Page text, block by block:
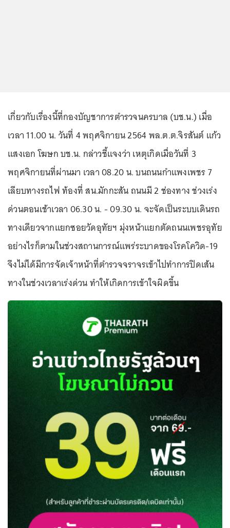
เกี่ยวกับเรื่องนี้ที่กองบัญชาการตำรวจนครบาล (บช.น.) เมื่อ
เวลา 11.00 น. วันที่ 4 พฤศจิกายน 2564 พล.ต.ต.จิรสันต์ แก้ว
แสงเอก โฆษก บช.น. กล่าวชี้แจงว่า เหตุเกิดเมื่อวันที่ 3
พฤศจิกายนที่ผ่านมา เวลา 08.20 น. บนถนนกำแพงเพชร 7
เลียบทางรถไฟ ท้องที่ สน.มักกะสัน ถนนมี 2 ช่องทาง ช่วงเร่ง
ด่วนตอนเช้าเวลา 06.30 น. - 09.30 น. จะจัดเป็นระบบเดินรถ
ทางเดียวจากแยกซอยวัดอุทัยฯ มุ่งหน้าแยกตัดถนนเพชรอุทัย
อย่างไรก็ตามในช่วงสถานการณ์แพร่ระบาดของโรคโควิด-19
จึงไม่ได้มีการจัดเจ้าหน้าที่ตำรวจจราจรเข้าไปทำการปิดเส้น
ทางในช่วงเวลาเร่งด่วน ทำให้เกิดการเข้าใจผิดขึ้น